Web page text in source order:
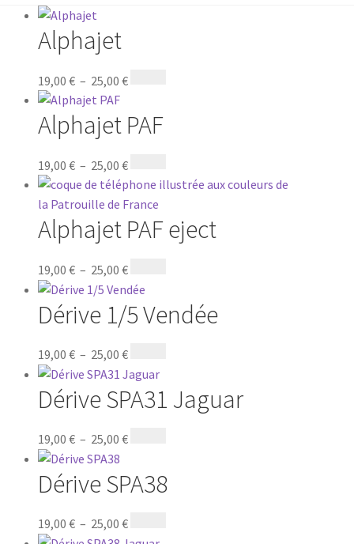
Alphajet
19,00 € – 25,00 €
Alphajet PAF
19,00 € – 25,00 €
Alphajet PAF eject
19,00 € – 25,00 €
Dérive 1/5 Vendée
19,00 € – 25,00 €
Dérive SPA31 Jaguar
19,00 € – 25,00 €
Dérive SPA38
19,00 € – 25,00 €